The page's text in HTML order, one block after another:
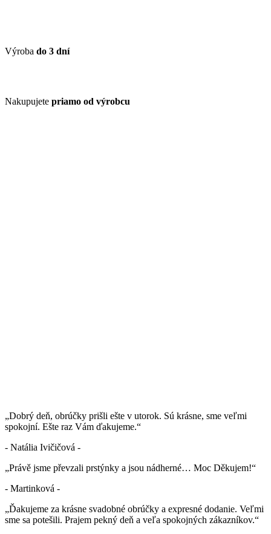
Výroba do 3 dní
Nakupujete priamo od výrobcu
„Dobrý deň, obrúčky prišli ešte v utorok. Sú krásne, sme veľmi
spokojní. Ešte raz Vám ďakujeme.“
- Natália Ivičičová -
„Právě jsme převzali prstýnky a jsou nádherné… Moc Děkujem!“
- Martinková -
„Ďakujeme za krásne svadobné obrúčky a expresné dodanie. Veľmi
sme sa potešili. Prajem pekný deň a veľa spokojných zákazníkov.“